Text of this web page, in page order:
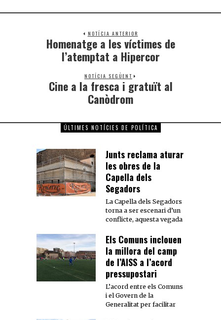
NOTÍCIA ANTERIOR
Homenatge a les víctimes de
l’atemptat a Hipercor
NOTÍCIA SEGÜENT
Cine a la fresca i gratuït al
Canòdrom
ÚLTIMES NOTÍCIES DE POLÍTICA
Junts reclama aturar
les obres de la
Capella dels
Segadors
La Capella dels Segadors
torna a ser escenari d’un
conflicte, aquesta vegada
Els Comuns inclouen
la millora del camp
de l’AISS a l’acord
pressupostari
L’acord entre els Comuns
i el Govern de la
Generalitat per facilitar